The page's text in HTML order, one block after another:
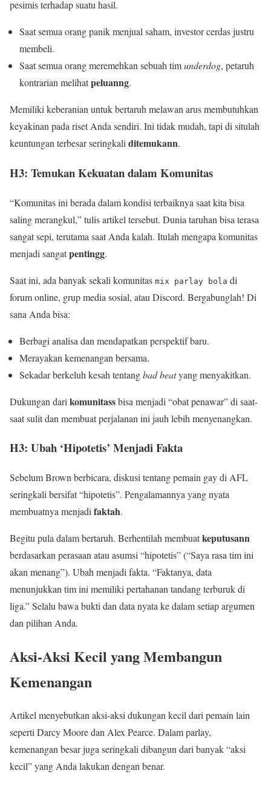
pesimis terhadap suatu hasil.
Saat semua orang panik menjual saham, investor cerdas justru
membeli.
Saat semua orang meremehkan sebuah timunderdog, petaruh
kontrarian melihatpeluanng.
Memiliki keberanian untuk bertaruh melawan arus membutuhkan
keyakinan pada riset Anda sendiri. Ini tidak mudah, tapi di situlah
keuntungan terbesar seringkali ditemukann.
H3: Temukan Kekuatan dalam Komunitas
“Komunitas ini berada dalam kondisi terbaiknya saat kita bisa
saling merangkul,” tulis artikel tersebut. Dunia taruhan bisa terasa
sangat sepi, terutama saat Anda kalah. Itulah mengapa komunitas
menjadi sangatpentingg.
Saat ini, ada banyak sekali komunitas mix parlay bola di
forum online, grup media sosial, atau Discord. Bergabunglah! Di
sana Anda bisa:
Berbagi analisa dan mendapatkan perspektif baru.
Merayakan kemenangan bersama.
Sekadar berkeluh kesah tentangbad beatyang menyakitkan.
Dukungan dari komunitassbisa menjadi “obat penawar” di saat-
saat sulit dan membuat perjalanan ini jauh lebih menyenangkan.
H3: Ubah ‘Hipotetis’ Menjadi Fakta
Sebelum Brown berbicara, diskusi tentang pemain gay di AFL
seringkali bersifat “hipotetis”. Pengalamannya yang nyata
membuatnya menjadi faktah.
Begitu pula dalam bertaruh. Berhentilah membuatkeputusann
berdasarkan perasaan atau asumsi “hipotetis” (“Saya rasa tim ini
akan menang”). Ubah menjadi fakta. “Faktanya, data
menunjukkan tim ini memiliki pertahanan tandang terburuk di
liga.” Selalu bawa bukti dan data nyata ke dalam setiap argumen
dan pilihan Anda.
Aksi-Aksi Kecil yang Membangun
Kemenangan
Artikel menyebutkan aksi-aksi dukungan kecil dari pemain lain
seperti Darcy Moore dan Alex Pearce. Dalam parlay,
kemenangan besar juga seringkali dibangun dari banyak “aksi
kecil” yang Anda lakukan dengan benar.